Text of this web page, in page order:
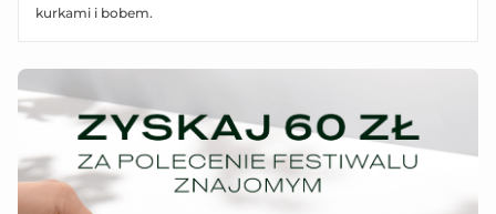
kurkami i bobem.